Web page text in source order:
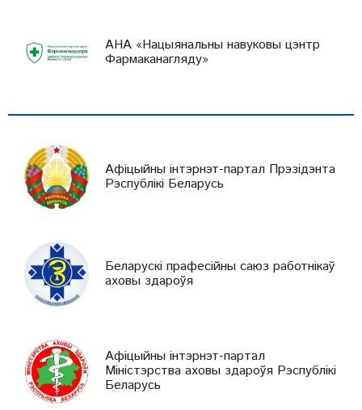
АНА «Нацыянальны навуковы цэнтр
Фармаканагляду»
Афіцыйны інтэрнэт-партал Прэзідэнта
Рэспублікі Беларусь
Беларускі прафесійны саюз работнікаў
аховы здароўя
Афіцыйны інтэрнэт-партал
Міністэрства аховы здароўя Рэспублікі
Беларусь